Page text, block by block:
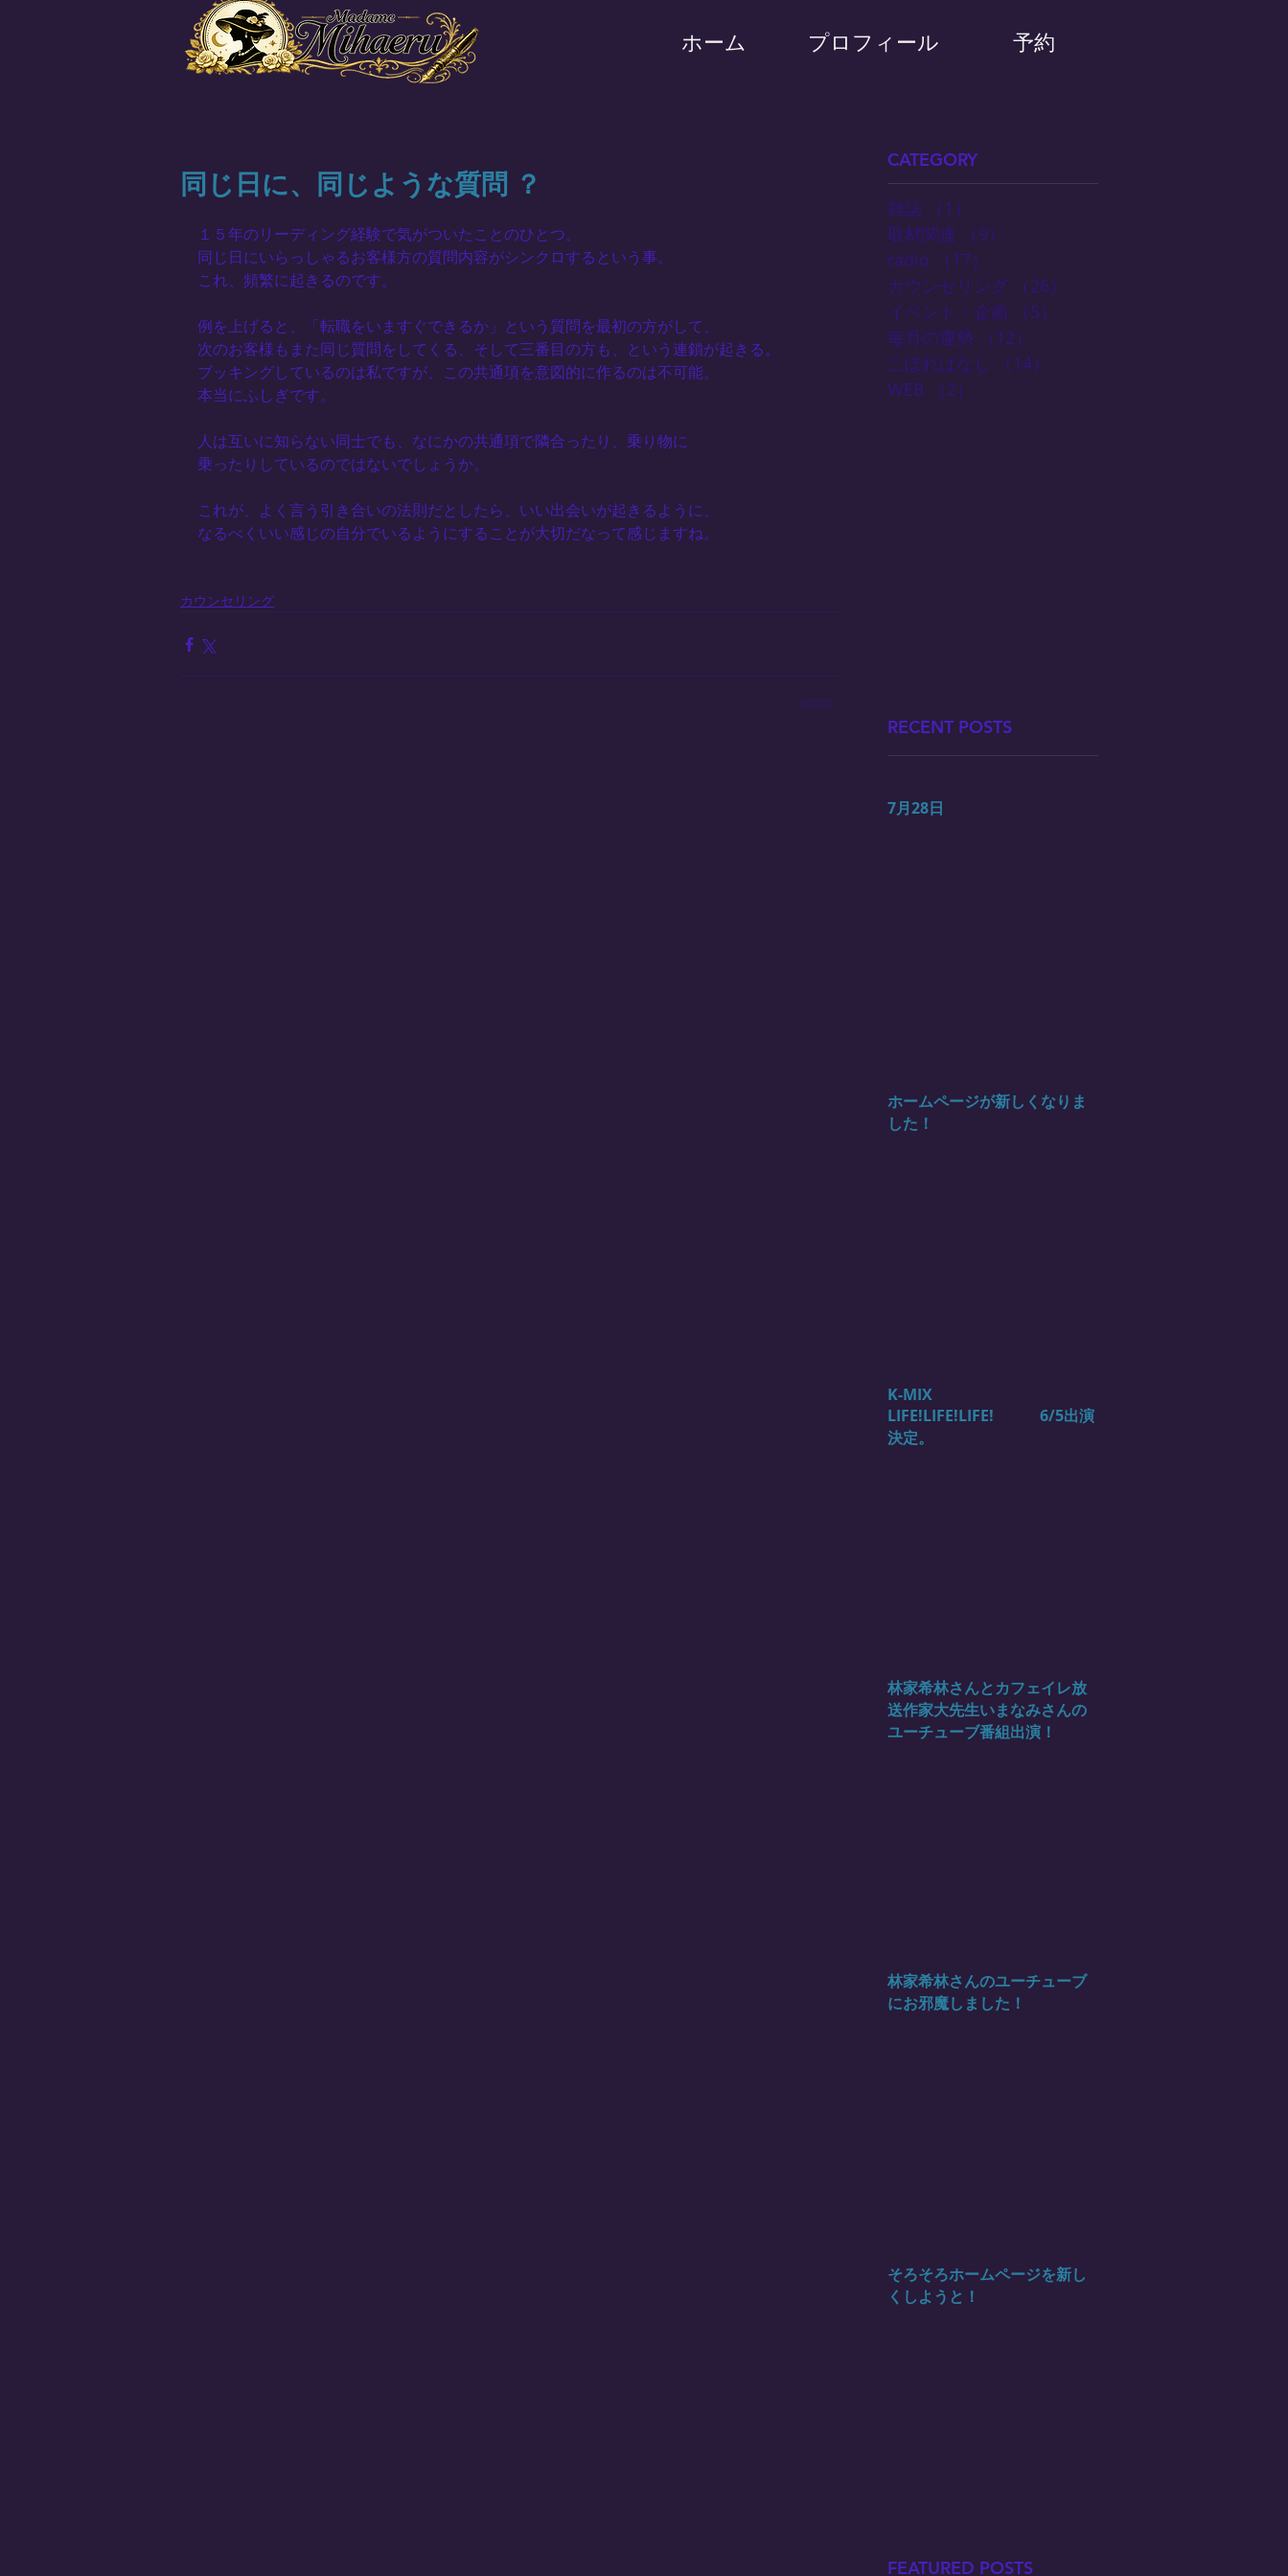
ホーム プロフィール 予約
同じ日に、同じような質問 ？
１５年のリーディング経験で気がついたことのひとつ。
同じ日にいらっしゃるお客様方の質問内容がシンクロするという事。
これ、頻繁に起きるのです。
例を上げると、「転職をいますぐできるか」という質問を最初の方がして、
次のお客様もまた同じ質問をしてくる、そして三番目の方も、という連鎖が起きる。
ブッキングしているのは私ですが、この共通項を意図的に作るのは不可能。
本当にふしぎです。
人は互いに知らない同士でも、なにかの共通項で隣合ったり、乗り物に
乗ったりしているのではないでしょうか。
これが、よく言う引き合いの法則だとしたら、いい出会いが起きるように、
なるべくいい感じの自分でいるようにすることが大切だなって感じますね。
カウンセリング
CATEGORY
雑誌 （1）
取材関連
（9）
radio
（17）
カウンセリング
（26）
イベント・企画
（5）
毎月の運勢
（12）
こぼればなし
（14）
WEB
（2）
RECENT POSTS
7月28日
ホームページが新しくなりま
した！
K-MIX
LIFE!LIFE!LIFE! 6/5出演
決定。
林家希林さんとカフェイレ放
送作家大先生いまなみさんの
ユーチューブ番組出演！
林家希林さんのユーチューブ
にお邪魔しました！
そろそろホームページを新し
くしようと！
FEATURED POSTS